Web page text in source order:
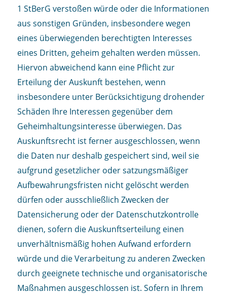
1 StBerG verstoßen würde oder die Informationen
aus sonstigen Gründen, insbesondere wegen
eines überwiegenden berechtigten Interesses
eines Dritten, geheim gehalten werden müssen.
Hiervon abweichend kann eine Pflicht zur
Erteilung der Auskunft bestehen, wenn
insbesondere unter Berücksichtigung drohender
Schäden Ihre Interessen gegenüber dem
Geheimhaltungsinteresse überwiegen. Das
Auskunftsrecht ist ferner ausgeschlossen, wenn
die Daten nur deshalb gespeichert sind, weil sie
aufgrund gesetzlicher oder satzungsmäßiger
Aufbewahrungsfristen nicht gelöscht werden
dürfen oder ausschließlich Zwecken der
Datensicherung oder der Datenschutzkontrolle
dienen, sofern die Auskunftserteilung einen
unverhältnismäßig hohen Aufwand erfordern
würde und die Verarbeitung zu anderen Zwecken
durch geeignete technische und organisatorische
Maßnahmen ausgeschlossen ist. Sofern in Ihrem